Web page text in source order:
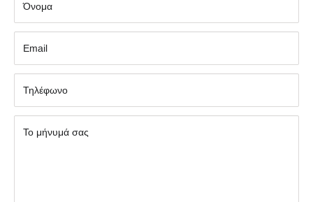
Όνομα
Εmail
Τηλέφωνο
Το μήνυμά σας